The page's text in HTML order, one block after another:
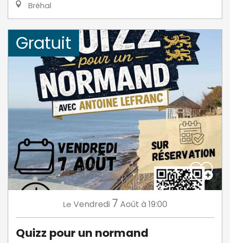
Bréhal
Gratuit
Le Vendredi 7 Août à 19:00
Quizz pour un normand